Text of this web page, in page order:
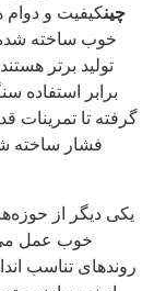
چینکیفیت و دوام
خوب ساخته
تولید برتر
برابر استفاده
گرفته تا تمرینات
فشار ساخته
یکی دیگر از
خوب عمل
روندهای تناسب